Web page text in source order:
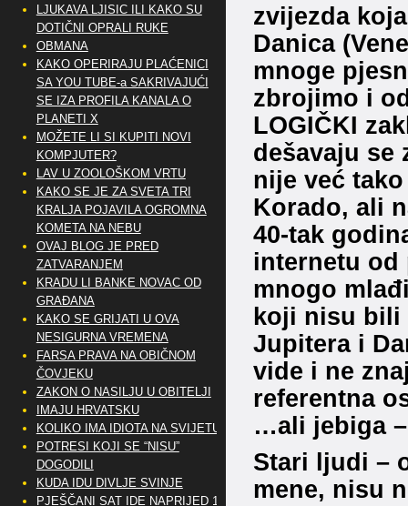
zvijezda
Danica
mnoge
zbrojimo i
LOGIČKI
dešavaju se
nije već
Korado, ali
40-tak
internetu od
mnogo
koji nisu bili
Jupitera i
vide i ne
referentna
…ali jebiga
Stari ljudi –
mene, nisu
LJUKAVA LJISIC ILI KAKO SU
DOTIČNI OPRALI RUKE
OBMANA
KAKO OPERIRAJU PLAĆENICI
SA YOU TUBE-a SAKRIVAJUĆI
SE IZA PROFILA KANALA O
PLANETI X
MOŽETE LI SI KUPITI NOVI
KOMPJUTER?
LAV U ZOOLOŠKOM VRTU
KAKO SE JE ZA SVETA TRI
KRALJA POJAVILA OGROMNA
KOMETA NA NEBU
OVAJ BLOG JE PRED
ZATVARANJEM
KRADU LI BANKE NOVAC OD
GRAĐANA
KAKO SE GRIJATI U OVA
NESIGURNA VREMENA
FARSA PRAVA NA OBIČNOM
ČOVJEKU
ZAKON O NASILJU U OBITELJI
IMAJU HRVATSKU
KOLIKO IMA IDIOTA NA SVIJETU?
POTRESI KOJI SE “NISU”
DOGODILI
KUDA IDU DIVLJE SVINJE
PJEŠČANI SAT IDE NAPRIJED 10